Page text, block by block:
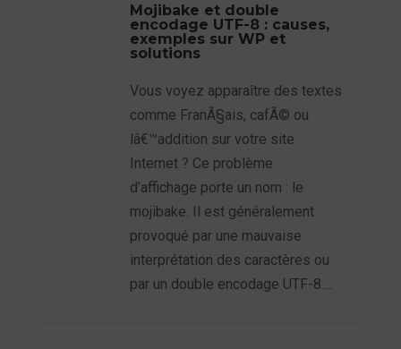
Mojibake et double
encodage UTF-8 : causes,
exemples sur WP et
solutions
Vous voyez apparaître des textes
comme FranÃ§ais, cafÃ© ou
lâ€™addition sur votre site
Internet ? Ce problème
d’affichage porte un nom : le
mojibake. Il est généralement
provoqué par une mauvaise
interprétation des caractères ou
par un double encodage UTF-8....